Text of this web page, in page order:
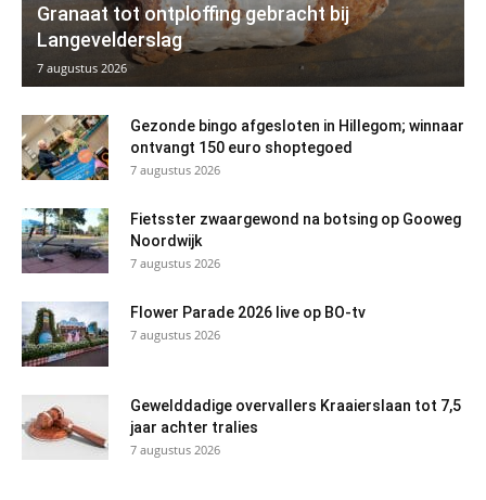
Granaat tot ontploffing gebracht bij
Langevelderslag
7 augustus 2026
Gezonde bingo afgesloten in Hillegom; winnaar
ontvangt 150 euro shoptegoed
7 augustus 2026
Fietsster zwaargewond na botsing op Gooweg
Noordwijk
7 augustus 2026
Flower Parade 2026 live op BO-tv
7 augustus 2026
Gewelddadige overvallers Kraaierslaan tot 7,5
jaar achter tralies
7 augustus 2026